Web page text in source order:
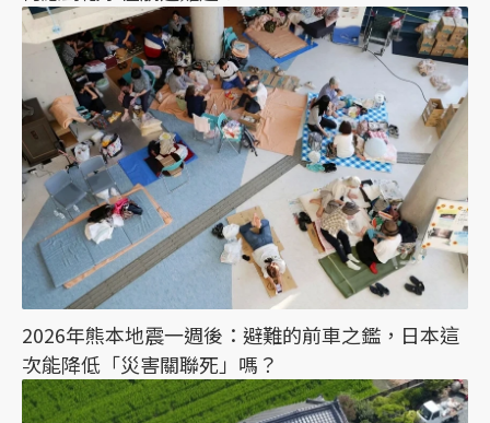
2026年熊本地震一週後：避難的前車之鑑，日本這
次能降低「災害關聯死」嗎？